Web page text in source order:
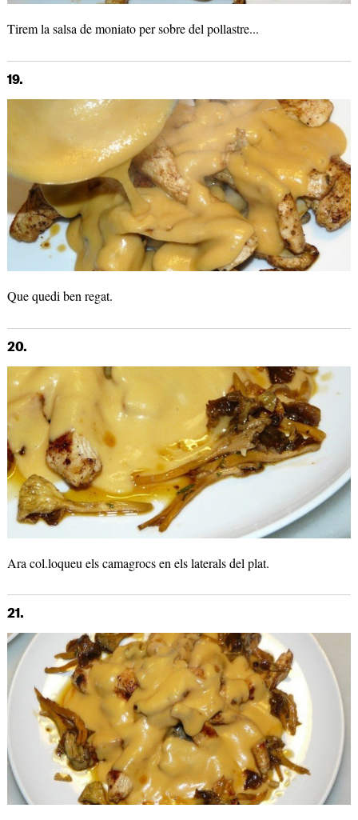
Tirem la salsa de moniato per sobre del pollastre...
19.
Que quedi ben regat.
20.
Ara col.loqueu els camagrocs en els laterals del plat.
21.